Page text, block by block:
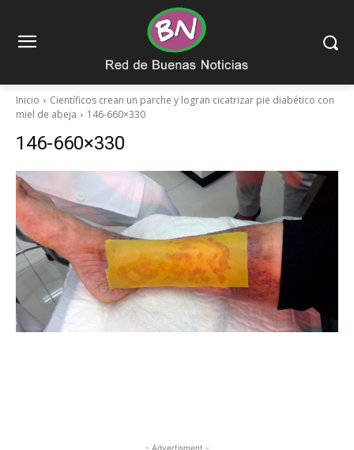
Inicio
Científicos crean un parche y logran cicatrizar pie diabético con
miel de abeja
146-660×330
146-660×330
- Advertisment -